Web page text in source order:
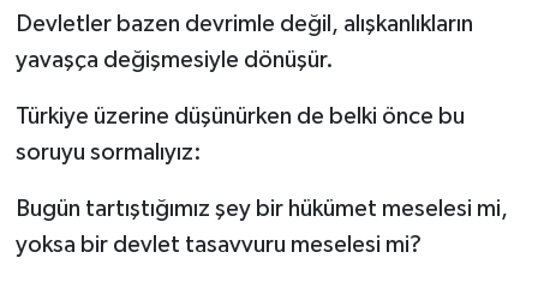
Devletler bazen devrimle değil, alışkanlıkların
yavaşça değişmesiyle dönüşür.
Türkiye üzerine düşünürken de belki önce bu
soruyu sormalıyız:
Bugün tartıştığımız şey bir hükümet meselesi mi,
yoksa bir devlet tasavvuru meselesi mi?